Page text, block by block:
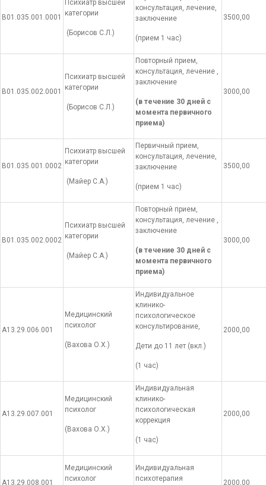
В01.035.001.0001
Психиатр высшей
категории
(Борисов С.Л.)
консультация, лечение,
заключение
(прием 1 час)
3500,00
В01.035.002.0001
Психиатр высшей
категории
(Борисов С.Л.)
Повторный прием,
консультация, лечение ,
заключение
(в течение 30 дней с
момента первичного
приема)
3000,00
В01.035.001.0002
Психиатр высшей
категории
(Майер С.А.)
Первичный прием,
консультация, лечение,
заключение
(прием 1 час)
3500,00
В01.035.002.0002
Психиатр высшей
категории
(Майер С.А.)
Повторный прием,
консультация, лечение ,
заключение
(в течение 30 дней с
момента первичного
приема)
3000,00
А13.29.006.001
Медицинский
психолог
(Вахова О.Х.)
Индивидуальное
клинико-
психологическое
консультирование,
Дети до 11 лет (вкл.)
(1 час)
2000,00
А13.29.007.001
Медицинский
психолог
(Вахова О.Х.)
Индивидуальная
клинико-
психологическая
коррекция
(1 час)
2000,00
А13.29.008.001
Медицинский
психолог
Индивидуальная
психотерапия
2000,00